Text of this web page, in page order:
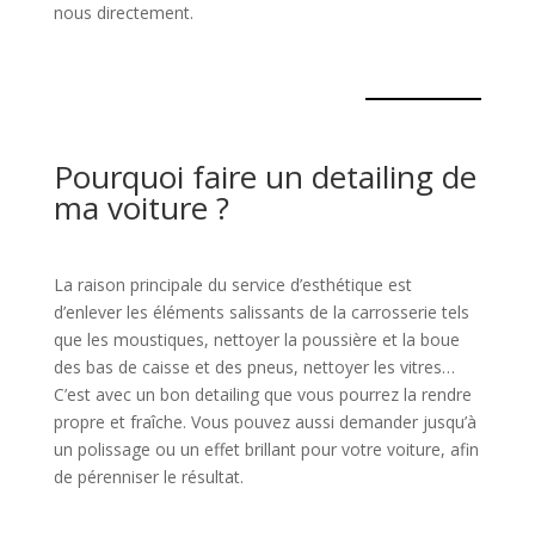
nous directement.
Pourquoi faire un detailing de
ma voiture ?
La raison principale du service d’esthétique est
d’enlever les éléments salissants de la carrosserie tels
que les moustiques, nettoyer la poussière et la boue
des bas de caisse et des pneus, nettoyer les vitres…
C’est avec un bon detailing que vous pourrez la rendre
propre et fraîche. Vous pouvez aussi demander jusqu’à
un polissage ou un effet brillant pour votre voiture, afin
de pérenniser le résultat.